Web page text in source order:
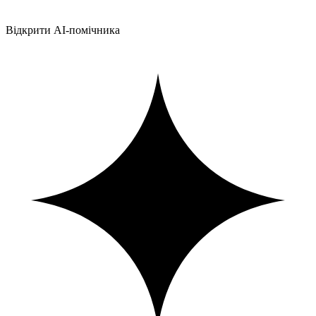
Відкрити AI-помічника